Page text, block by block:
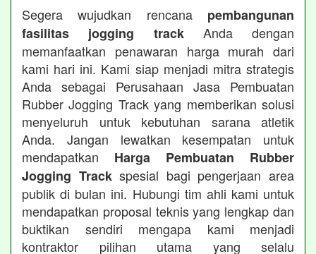
Segera wujudkan rencana pembangunan
fasilitas jogging trackAnda dengan
memanfaatkan penawaran harga murah dari
kami hari ini. Kami siap menjadi mitra strategis
Anda sebagai Perusahaan Jasa Pembuatan
Rubber Jogging Track yang memberikan solusi
menyeluruh untuk kebutuhan sarana atletik
Anda. Jangan lewatkan kesempatan untuk
mendapatkan Harga Pembuatan Rubber
Jogging Trackspesial bagi pengerjaan area
publik di bulan ini. Hubungi tim ahli kami untuk
mendapatkan proposal teknis yang lengkap dan
buktikan sendiri mengapa kami menjadi
kontraktor pilihan utama yang selalu